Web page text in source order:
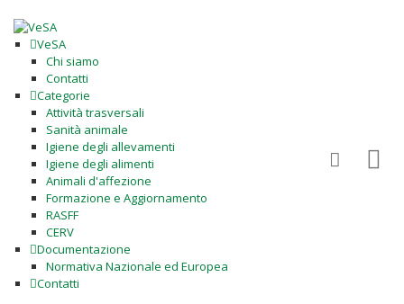
VeSA
Chi siamo
Contatti
Categorie
Attività trasversali
Sanità animale
Igiene degli allevamenti
Igiene degli alimenti
Animali d'affezione
Formazione e Aggiornamento
RASFF
CERV
Documentazione
Normativa Nazionale ed Europea
Contatti